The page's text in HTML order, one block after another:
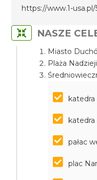
https://www.1-usa.pl/
NASZE
Miasto
Plaża
katedra
katedra
pałac
plac